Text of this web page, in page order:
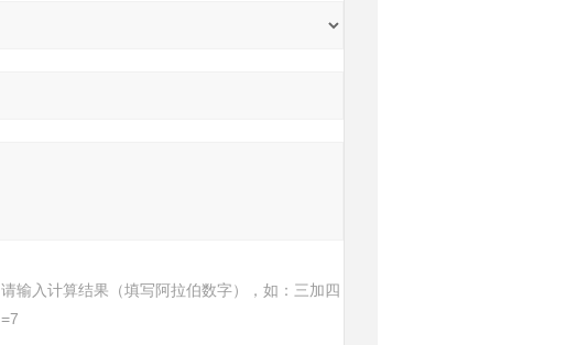
请输入计算结果（填写阿拉伯数字），如：三加四
=7